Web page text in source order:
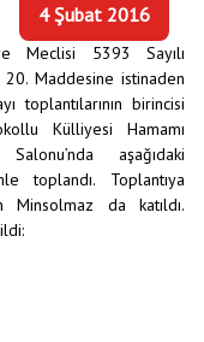
4 Şubat 2016
Meclisi 5393 Sayılı
20. Maddesine istinaden
toplantılarının birincisi
Külliyesi Hamamı
aşağıdaki
toplandı. Toplantıya
da katıldı.